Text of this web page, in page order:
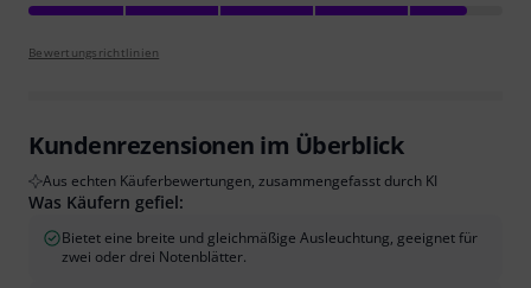
Bewertungsrichtlinien
Kundenrezensionen im Überblick
Aus echten Käuferbewertungen, zusammengefasst durch KI
Was Käufern gefiel:
Bietet eine breite und gleichmäßige Ausleuchtung, geeignet für
zwei oder drei Notenblätter.